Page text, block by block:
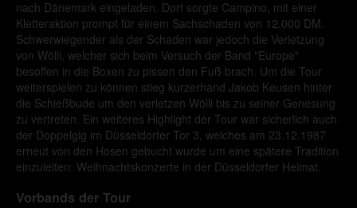
nach Dänemark eingeladen. Dort sorgte Campino, mit einer
Kletteraktion prompt für einem Sachschaden von 12.000 DM.
Schwerwiegender als der Schaden war jedoch die Verletzung
von Wölli, welcher sich beim Versuch der Band "Europe"
besoffen in die Boxen zu pissen den Fuß brach. Um die Tour
weiterspielen zu können stieg kurzerhand Jakob Keusen hinter
die Schießbude um den verletzen Wölli bis zu seiner Genesung
zu vertreten. Ein weiteres Highlight der Tour war sicherlich auch
der Doppelgig im Düsseldorfer Tor 3, welches am 23.12.1987
erneut von den Hosen gebucht wurde um eine spätere Tradition
einzuleiten: Weihnachtskonzerte in der Düsseldorfer Heimat.
Vorbands der Tour